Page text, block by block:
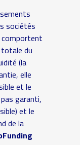
sociétés
du
(la
elle
et le
garanti,
et le
de la